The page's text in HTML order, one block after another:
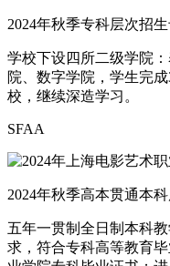
2024年秋季专科层次招生
学校下设四所二级学院
院、数字学院，学生完
校，继续深造学习。
SFAA
2024年秋季高本贯通本
五年一贯制全日制本科
求，符合专科高等教育